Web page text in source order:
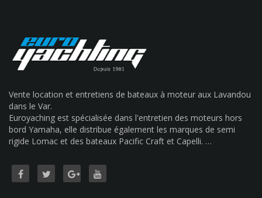
Vente location et entretiens de bateaux à moteur aux Lavandou
dans le Var.
Euroyaching est spécialisée dans l'entretien des moteurs hors
bord Yamaha, elle distribue également les marques de semi
rigide Lomac et des bateaux Pacific Craft et Capelli. …